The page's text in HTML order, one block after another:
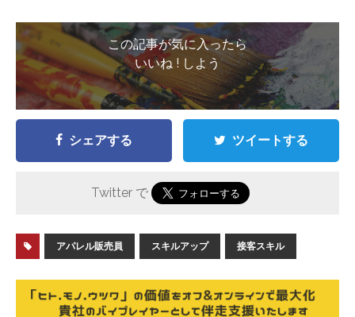
この記事が気に入ったら
いいね ! しよう
シェアする ツイートする
Twitter で
アパレル販売員 スキルアップ 接客スキル